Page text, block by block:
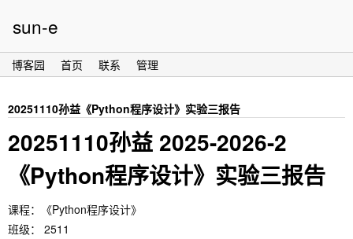
sun-e
博客园 首页 联系 管理
20251110孙益《Python程序设计》实验三报告
20251110孙益 2025-2026-2
《Python程序设计》实验三报告
课程：《Python程序设计》
班级： 2511